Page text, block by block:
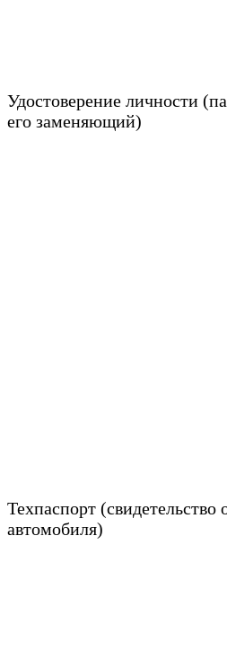
Удостоверение личности
его заменяющий)
Техпаспорт (свидетельство
автомобиля)